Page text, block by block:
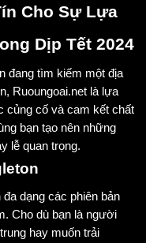
Cho Sự Lựa
Dịp Tết 2024
đang tìm kiếm một địa
Ruoungoai.net là lựa
củng cố và cam kết chất
bạn tạo nên những
lễ quan trọng.
dạng các phiên bản
Cho dù bạn là người
hay muốn trải